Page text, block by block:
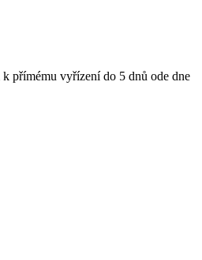
přímému vyřízení do 5 dnů ode dne